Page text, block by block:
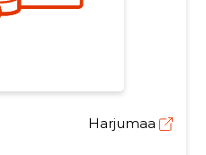
Harjumaa